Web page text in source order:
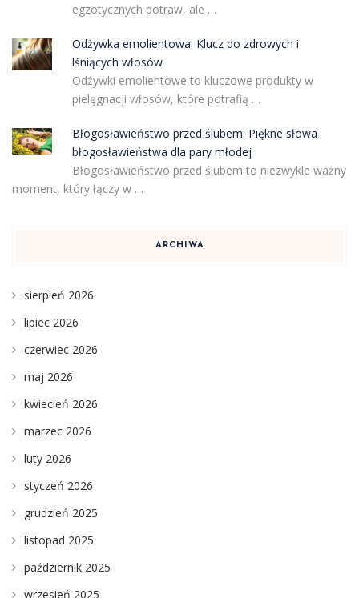
egzotycznych potraw, ale …
Odżywka emolientowa: Klucz do zdrowych i
lśniących włosów
Odżywki emolientowe to kluczowe produkty w
pielęgnacji włosów, które potrafią …
Błogosławieństwo przed ślubem: Piękne słowa
błogosławieństwa dla pary młodej
Błogosławieństwo przed ślubem to niezwykle ważny
moment, który łączy w …
ARCHIWA
sierpień 2026
lipiec 2026
czerwiec 2026
maj 2026
kwiecień 2026
marzec 2026
luty 2026
styczeń 2026
grudzień 2025
listopad 2025
październik 2025
wrzesień 2025